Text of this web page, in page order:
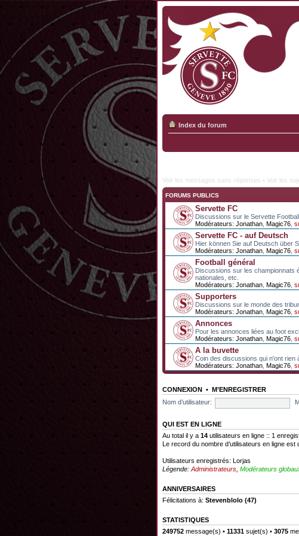
Index du forum
Voir les messages sans réponses • Voir les
FORUMS PUBLICS
Servette FC
Discussions sur le Servette
Modérateurs: Jonathan Magic76
Servette FC - auf Deutsch
Hier können Sie auf Deutsch über
Modérateurs: Jonathan Magic76
Football général
Discussions sur les championnats
nationales, etc.
Modérateurs: Jonathan Magic76
Supporters
Discussions sur le monde des
Modérateurs: Jonathan Magic76
Annonces
Pour les annonces liées au foot
Modérateurs: Jonathan Magic76
A la buvette
Coin des discussions qui n'ont rien
Modérateurs: Jonathan Magic76
CONNEXION • M’ENREGISTRER
Nom d’utilisateur:
QUI EST EN LIGNE
Au total il y a 14 utilisateurs en ligne :: 1
Le record du nombre d’utilisateurs en ligne est
Utilisateurs enregistrés: Lorjas
Légende: Administrateurs Modérateurs
ANNIVERSAIRES
Félicitations à: Stevenblolo (47)
STATISTIQUES
249752 message(s) • 11331 sujet(s) • 3075